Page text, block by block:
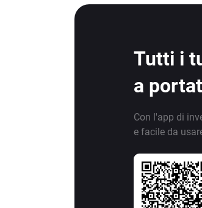
Tutti i
a
Con l'app di
e facile da